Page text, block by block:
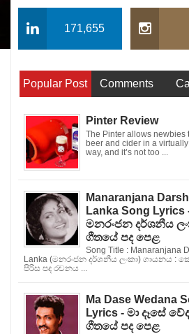
171,655
Popular Post Comments
Pinter Review
The Pinter allows newbies
beer and cider in a
way, and it’s not too ...
Manaranjana
Lanka Song Lyrics
මනරංජන දර්ශනීය
ගීතයේ පද පෙළ
Song Title : Manaranjana
Lanka (මනරංජන දර්ශනීය ලංකා) ගායනය :
පිරිස පද රචනය ...
Ma Dase Wedana
Lyrics - මා දෑසේ
ගීතයේ පද පෙළ